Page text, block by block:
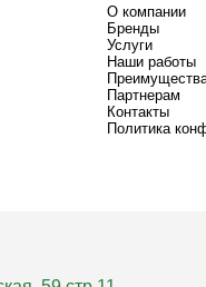
О компании
Бренды
Услуги
Наши работы
Партнерам
Контакты
Политика